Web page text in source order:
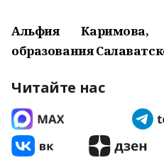
Альфия Каримова,
образования
Читайте нас